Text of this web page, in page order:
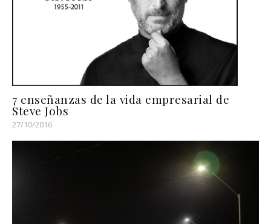
7 enseñanzas de la vida empresarial de
Steve Jobs
27/10/2016